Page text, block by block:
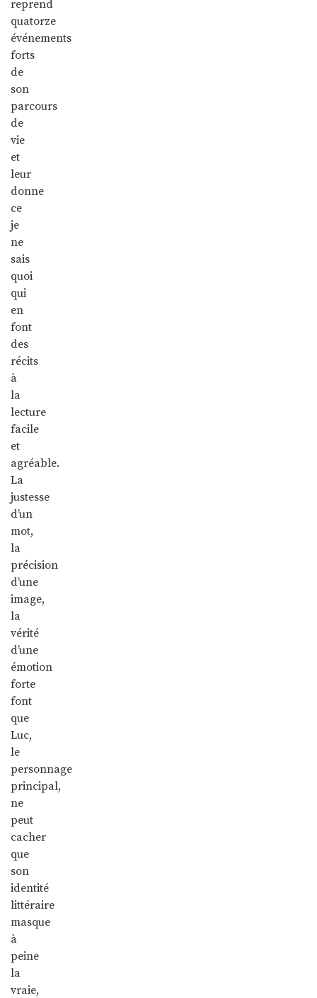
reprend
quatorze
événements
forts
de
son
parcours
de
vie
et
leur
donne
ce
je
ne
sais
quoi
qui
en
font
des
récits
à
la
lecture
facile
et
agréable.
La
justesse
d’un
mot,
la
précision
d’une
image,
la
vérité
d’une
émotion
forte
font
que
Luc,
le
personnage
principal,
ne
peut
cacher
que
son
identité
littéraire
masque
à
peine
la
vraie,